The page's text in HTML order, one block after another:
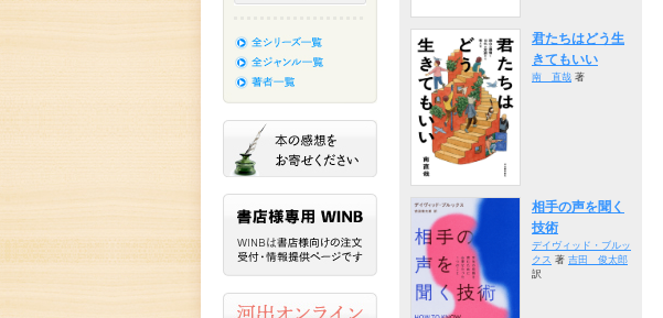
君たちはどう生
きてもいい
南 直哉 著
相手の声を聞く
技術
デイヴィッド・ブルッ
クス 著 吉田 俊太郎
訳